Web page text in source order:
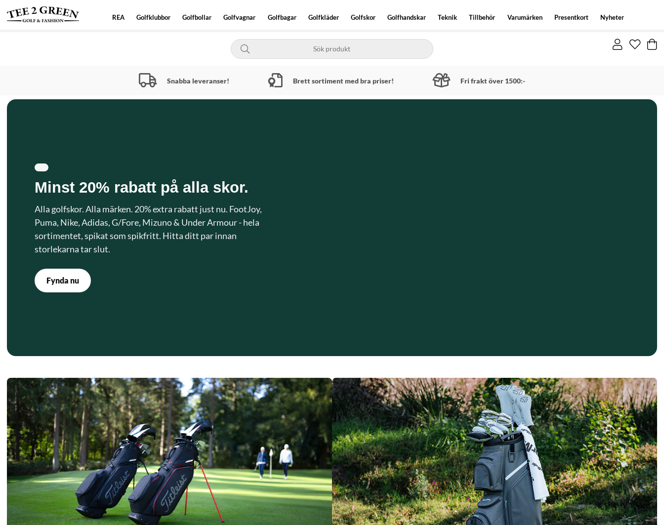
REA Golfklubbor Golfbollar Golfvagnar Golfbagar Golfkläder Golfskor Golfhandskar Teknik Tillbehör Varumärken Presentkort Nyheter
Snabba leveranser! Brett sortiment med bra priser! Fri frakt över 1500:-
Minst 20% rabatt på alla skor.
Alla golfskor. Alla märken. 20% extra rabatt just nu. FootJoy,
Puma, Nike, Adidas, G/Fore, Mizuno & Under Armour - hela
sortimentet, spikat som spikfritt. Hitta ditt par innan
storlekarna tar slut.
Fynda nu